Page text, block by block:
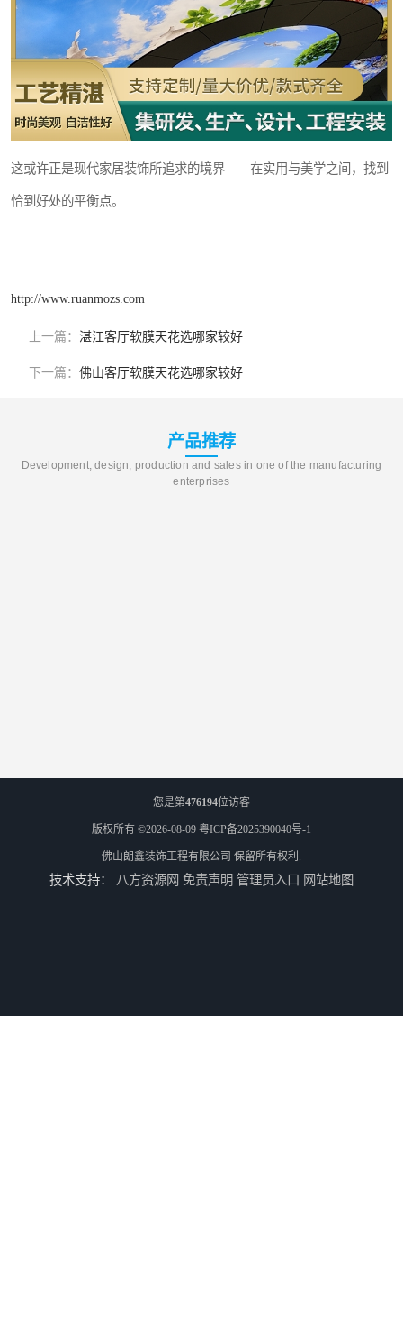
这或许正是现代家居装饰所追求的境界——在实用与美学之间，找到
恰到好处的平衡点。
http://www.ruanmozs.com
上一篇： 湛江客厅软膜天花选哪家较好
下一篇： 佛山客厅软膜天花选哪家较好
产品推荐
Development, design, production and sales in one of the manufacturing
enterprises
您是第476194位访客
版权所有 ©2026-08-09 粤ICP备2025390040号-1
佛山朗鑫装饰工程有限公司 保留所有权利.
技术支持： 八方资源网 免责声明 管理员入口 网站地图